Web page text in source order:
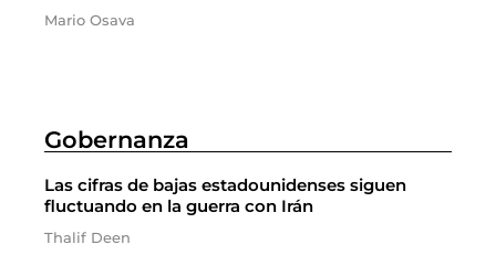
Mario Osava
Gobernanza
Las cifras de bajas estadounidenses siguen
fluctuando en la guerra con Irán
Thalif Deen